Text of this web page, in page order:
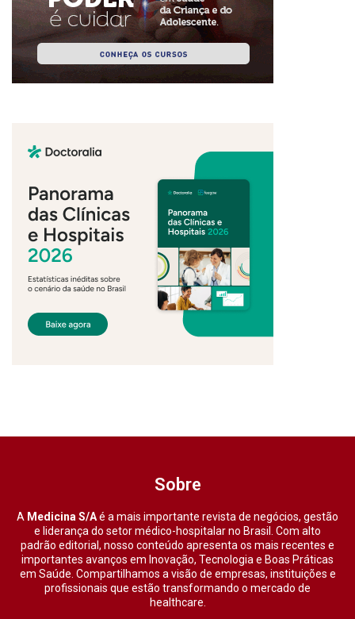
Sobre
A Medicina S/Aé a mais importante revista de negócios, gestão
e liderança do setor médico-hospitalar no Brasil. Com alto
padrão editorial, nosso conteúdo apresenta os mais recentes e
importantes avanços em Inovação, Tecnologia e Boas Práticas
em Saúde. Compartilhamos a visão de empresas, instituições e
profissionais que estão transformando o mercado de
healthcare.